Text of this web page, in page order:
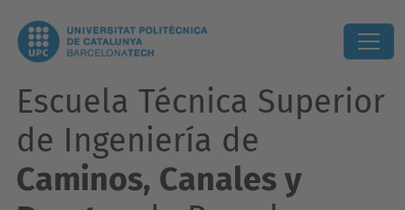
Escuela Técnica Superior
de Ingeniería de
Caminos, Canales y